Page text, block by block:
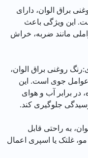
براق الوان، دارای
این ویژگی باعث
مانند ضربه، خراش
روغنی براق الوان،
عوامل جوی است. این
برابر آب و هوای
جلوگیری کند.
به راحتی قابل
غلتک یا اسپری اعمال